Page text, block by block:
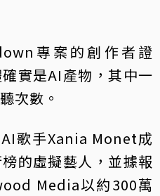
專案的創作者證
實是AI產物，其中一
次數。
歌手Xania Monet成
的虛擬藝人，並據報
Media以約300萬